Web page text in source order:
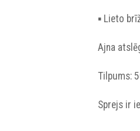
▪︎ Lieto
Ajna
Tilpums:
Sprejs ir